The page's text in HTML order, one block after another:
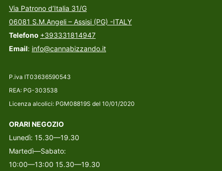
Via Patrono d’Italia 31/G
06081 S.M.Angeli – Assisi (PG) -ITALY
Telefono +393331814947
Email: info@cannabizzando.it
P.iva IT03636590543
REA: PG-303538
Licenza alcolici: PGM08819S del 10/01/2020
ORARI NEGOZIO
Lunedì: 15.30—19.30
Martedì—Sabato:
10:00—13:00 15.30—19.30